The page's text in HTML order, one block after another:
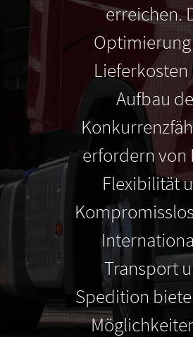
erreichen.
Aufbau
erfordern von
Flexibilität
Transport
Spedition